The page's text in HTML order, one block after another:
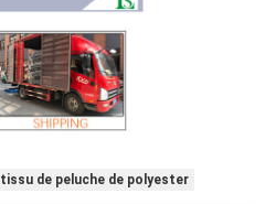
tissu de peluche de polyester